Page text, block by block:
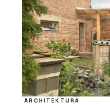
ARCHITEKTURA